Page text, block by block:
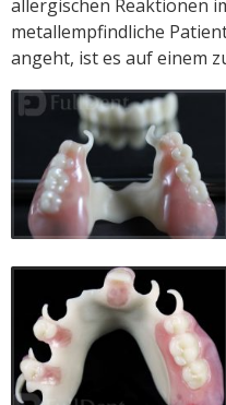
allergischen Reaktionen
metallempfindliche
angeht, ist es auf einem